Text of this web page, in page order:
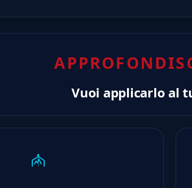
Vuoi applicarlo al